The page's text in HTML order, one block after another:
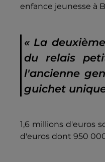
enfance jeunesse à
« La
du relais
l'ancienne
guichet
1,6 millions d'euros
d'euros dont 950